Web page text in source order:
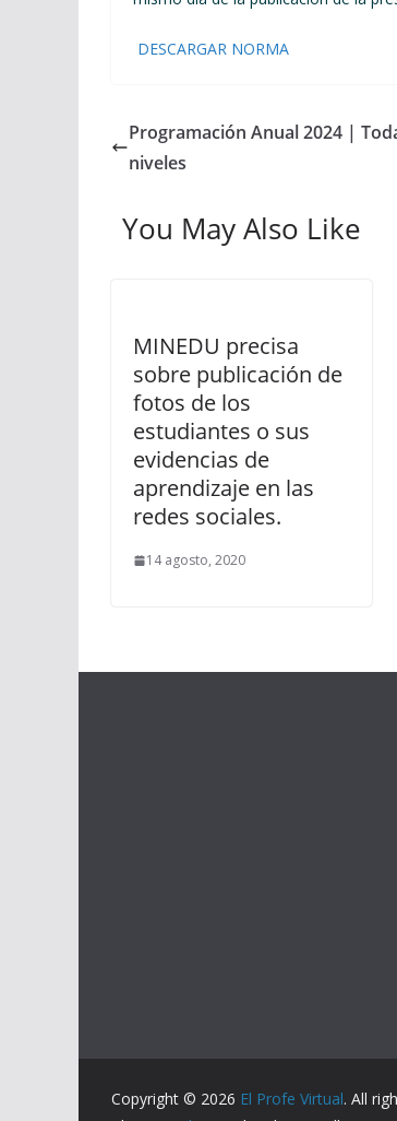
DESCARGAR NORMA
Programación Anual 2024 |
niveles
You May Also Like
MINEDU precisa
sobre publicación de
fotos de los
estudiantes o sus
evidencias de
aprendizaje en las
redes sociales.
14 agosto, 2020
Copyright © 2026 El Profe Virtual. All